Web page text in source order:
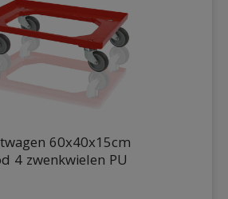
60x40x15cm
4 zwenkwielen PU